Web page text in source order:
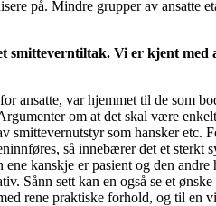
på. Mindre grupper av ansatte
smitteverntiltak. Vi er kjent med
ansatte, var hjemmet til de som
om at det skal være
som hansker etc.
så innebærer det et sterkt
kanskje er pasient og den
Sånn sett kan en også se et
rene praktiske forhold, og til en